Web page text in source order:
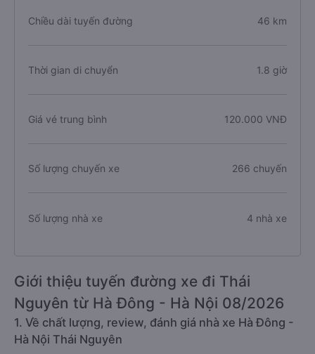
Chiều dài tuyến đường 46 km
Thời gian di chuyển 1.8 giờ
Giá vé trung bình 120.000 VNĐ
Số lượng chuyến xe 266 chuyến
Số lượng nhà xe 4 nhà xe
Giới thiệu tuyến đường xe đi Thái
Nguyên từ Hà Đông - Hà Nội 08/2026
1. Về chất lượng, review, đánh giá nhà xe Hà Đông -
Hà Nội Thái Nguyên